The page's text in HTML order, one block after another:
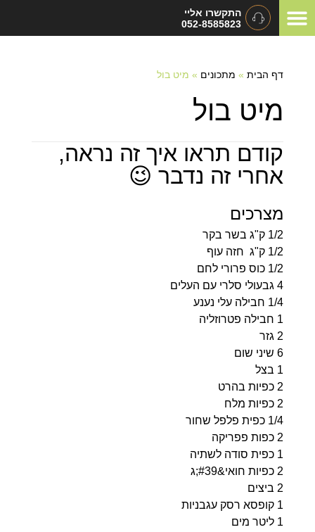
התקשרו אליי
052-8585823
דף הבית» מתכונים » מיט בול
מיט בול
קודם תראו איך זה נראה,
אחרי זה נדבר 😉
מצרכים
1/2 ק"ג בשר בקר
1/2 ק"ג חזה עוף
1/2 כוס פרורי לחם
4 גבעולי סלרי עם העלים
1/4 חבילה עלי נענע
1 חבילה פטרוזליה
2 גזר
6 שיני שום
1 בצל
2 כפיות בהרט
2 כפיות מלח
1/4 כפית פלפל שחור
2 כפות פפריקה
1 כפית סודה לשתיה
2 כפיות חואי&#39;ג
2 ביצים
1 קופסא רסק עגבניות
1 ליטר מים